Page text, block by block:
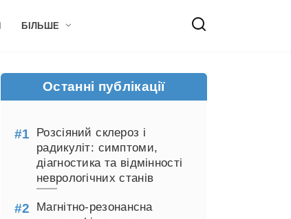
БІЛЬШЕ
Останні публікації
Розсіяний склероз і
радикуліт: симптоми,
діагностика та відмінності
неврологічних станів
Магнітно-резонансна